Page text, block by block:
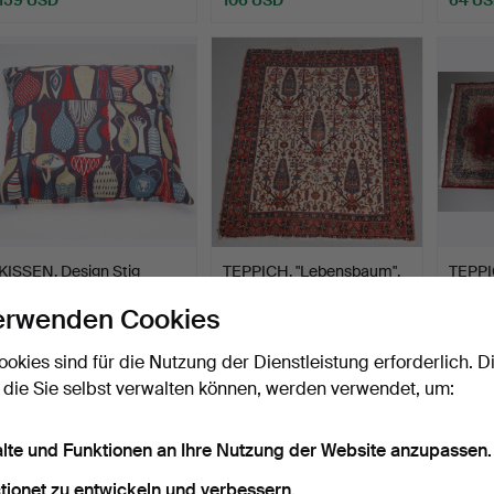
KISSEN. Design Stig
2. Jul 2026
USD
TEPPICH, "Lebensbaum",
452 USD 37
Cookies
sind für die Nutzung der Dienstleistung erforderlich.
Sie selbst verwalten können, werden verwendet, um:
und Funktionen an Ihre Nutzung der Website anzupassen.